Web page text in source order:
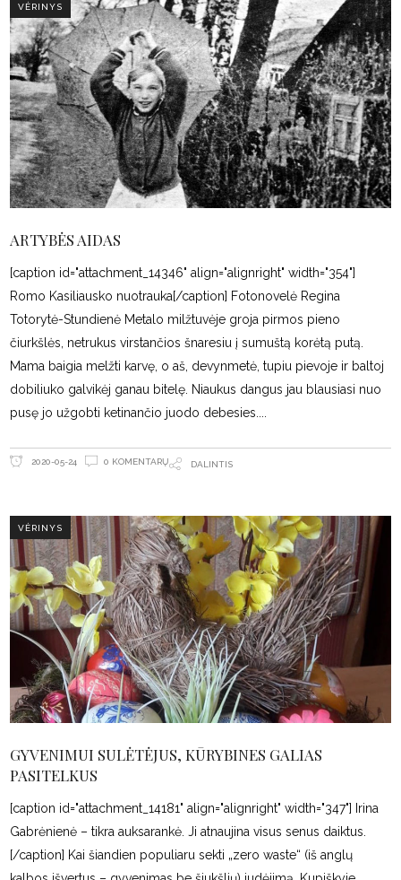
VĖRINYS
ARTYBĖS AIDAS
[caption id="attachment_14346" align="alignright" width="354"]
Romo Kasiliausko nuotrauka[/caption] Fotonovelė Regina
Totorytė-Stundienė Metalo milžtuvėje groja pirmos pieno
čiurkšlės, netrukus virstančios šnaresiu į sumuštą korėtą putą.
Mama baigia melžti karvę, o aš, devynmetė, tupiu pievoje ir baltoj
dobiliuko galvikėj ganau bitelę. Niaukus dangus jau blausiasi nuo
pusę jo užgobti ketinančio juodo debesies.
2020-05-24 0 KOMENTARŲ DALINTIS
VĖRINYS
GYVENIMUI SULĖTĖJUS, KŪRYBINES GALIAS
PASITELKUS
[caption id="attachment_14181" align="alignright" width="347"] Irina
Gabrėnienė – tikra auksarankė. Ji atnaujina visus senus daiktus.
[/caption] Kai šiandien populiaru sekti „zero waste“ (iš anglų